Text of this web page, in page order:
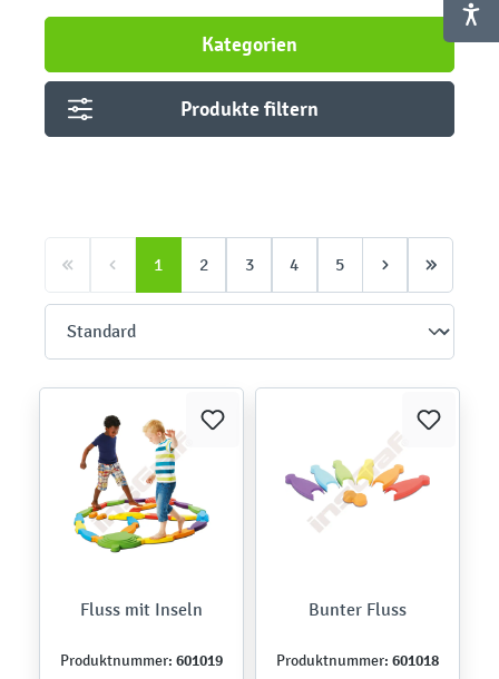
Kategorien
Produkte filtern
1 2 3 4 5
Fluss mit Inseln
Produktnummer: 601019
Bunter Fluss
Produktnummer: 601018